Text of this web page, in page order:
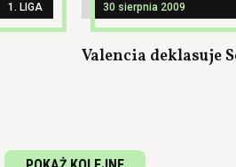
1. LIGA 30 sierpnia 2009
Valencia deklasuje